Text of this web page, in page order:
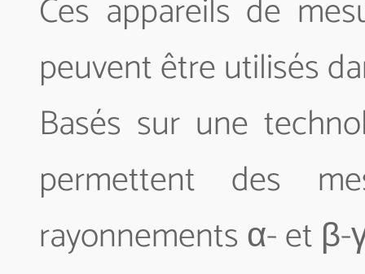
Ces appareils de
peuvent être utilisés
Basés sur une
permettent des
rayonnements α- et β-